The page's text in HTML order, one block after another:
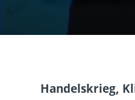
Handelskrieg,